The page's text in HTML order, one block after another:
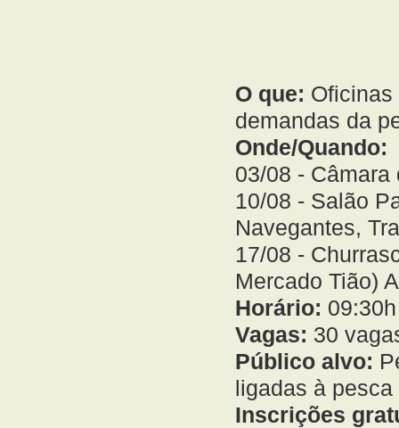
O que:
demandas da
Onde/Quando:
03/08 -
10/08 - Salão
Navegantes,
17/08 -
Mercado Tião)
Horário:
Vagas: 30
Público alvo:
ligadas à pesca
Inscrições